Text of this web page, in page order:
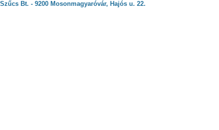
Szűcs Bt. - 9200 Mosonmagyaróvár, Hajós u. 22.